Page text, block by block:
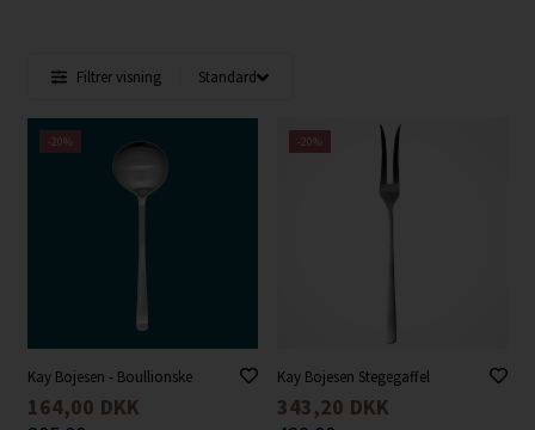
Filtrer visning
-20%
Kay Bojesen - Boullionske
164,00 DKK
-20%
Kay Bojesen Stegegaffel
343,20 DKK